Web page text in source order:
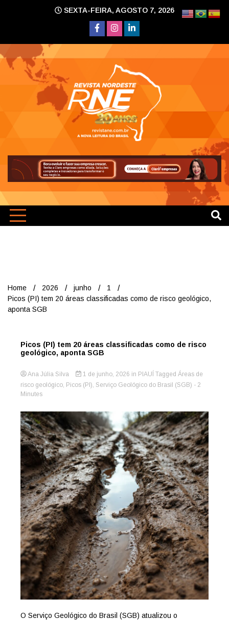
SEXTA-FEIRA, AGOSTO 7, 2026
Home 2026 junho
1
Picos (PI) tem 20 áreas classificadas como de risco geológico,
aponta SGB
Picos (PI) tem 20 áreas classificadas como de risco
geológico, aponta SGB
Ana Júlia Silva 1 de junho, 2026 in PIAUÍ Tagged Áreas de
risco geológico Picos (PI) Serviço Geológico do Brasil (SGB) - 2
Minutes
O Serviço Geológico do Brasil (SGB) atualizou o